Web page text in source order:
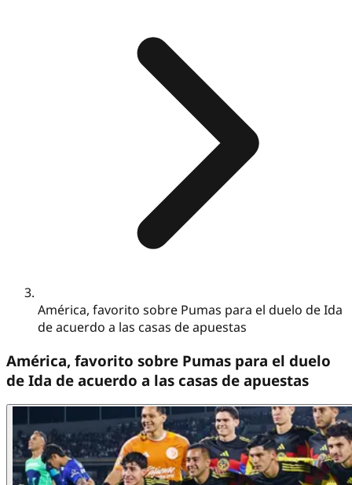
América, favorito sobre Pumas para el duelo de Ida
de acuerdo a las casas de apuestas
América, favorito sobre Pumas para el duelo
de Ida de acuerdo a las casas de apuestas